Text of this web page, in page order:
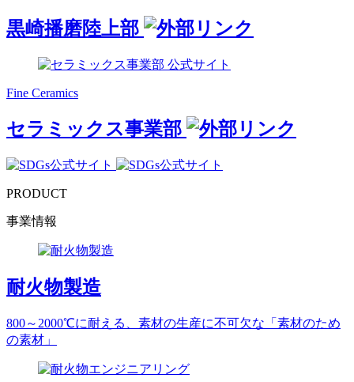
黒崎播磨陸上部
Fine Ceramics
セラミックス事業部
PRODUCT
事業情報
耐火物製造
800～2000℃に耐える、素材の生産に不可欠な「素材のため
の素材」